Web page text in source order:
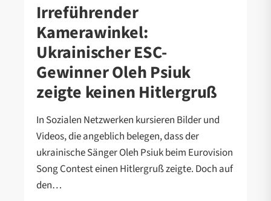
Irreführender
Kamerawinkel:
Ukrainischer ESC-
Gewinner Oleh Psiuk
zeigte keinen Hitlergruß
In Sozialen Netzwerken kursieren Bilder und
Videos, die angeblich belegen, dass der
ukrainische Sänger Oleh Psiuk beim Eurovision
Song Contest einen Hitlergruß zeigte. Doch auf
den…